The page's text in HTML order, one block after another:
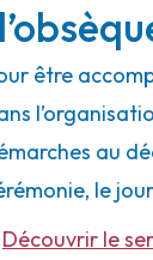
être
au
le
Découvrir le